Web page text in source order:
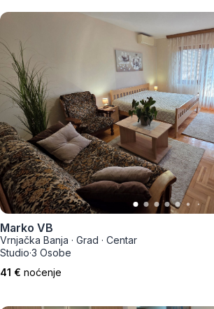
Marko VB
Vrnjačka Banja · Grad · Centar
Studio·3 Osobe
41 € noćenje